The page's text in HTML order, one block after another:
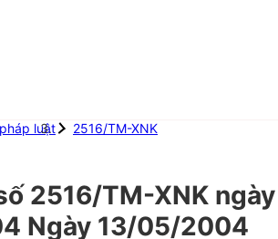
luật 2516/TM-XNK
2516/TM-XNK ngày
Ngày 13/05/2004